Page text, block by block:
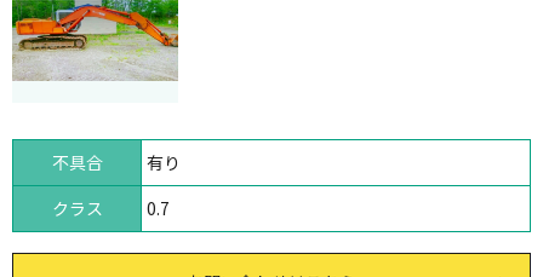
不具合
有り
クラス
0.7